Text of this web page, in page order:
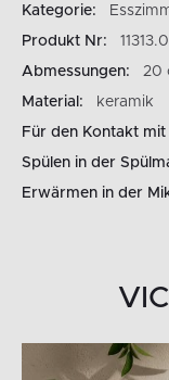
Kategorie:
Produkt Nr:
Abmessungen:
20
Material:
keramik
Für den Kontakt
Spülen in der
Erwärmen in der